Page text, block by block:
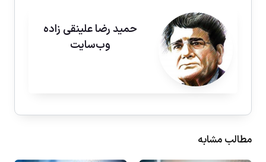
حمید رضا علینقی زاده
وب‌سایت
مطالب مشابه